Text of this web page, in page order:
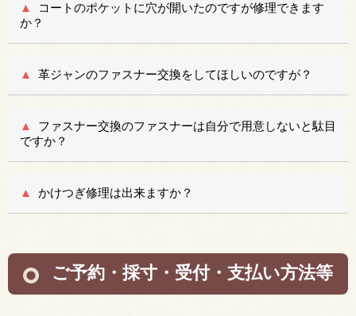
コートのポケットに穴が開いたのですが修理できます
か？
革ジャンのファスナー交換をしてほしいのですが？
ファスナー交換のファスナーは自分で用意しないと駄目
ですか？
かけつぎ修理は出来ますか？
ご予約・採寸・受付・支払い方法等